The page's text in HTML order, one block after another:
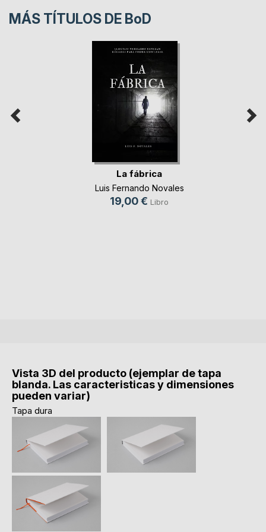
MÁS TÍTULOS DE BoD
La fábrica
Luis Fernando Novales
19,00 € Libro
Vista 3D del producto (ejemplar de tapa
blanda. Las caracteristicas y dimensiones
pueden variar)
Tapa dura